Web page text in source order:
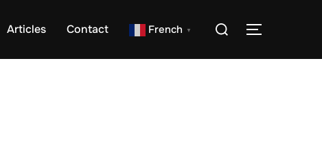
Articles Contact French ▼
Rechercher :